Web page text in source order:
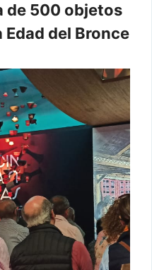
de 500 objetos
del Bronce